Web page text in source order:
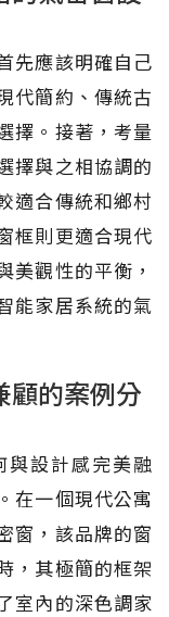
先應該明確自己
代簡約、傳統古
擇。接著，考量
擇與之相協調的
適合傳統和鄉村
框則更適合現代
美觀性的平衡，
能家居系統的氣
顧的案例分
設計感完美融
在一個現代公寓
窗，該品牌的窗
，其極簡的框架
室內的深色調家